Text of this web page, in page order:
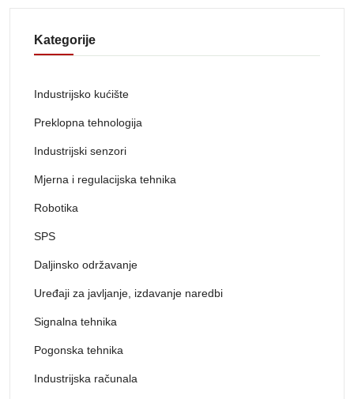
Kategorije
Industrijsko kućište
Preklopna tehnologija
Industrijski senzori
Mjerna i regulacijska tehnika
Robotika
SPS
Daljinsko održavanje
Uređaji za javljanje, izdavanje naredbi
Signalna tehnika
Pogonska tehnika
Industrijska računala